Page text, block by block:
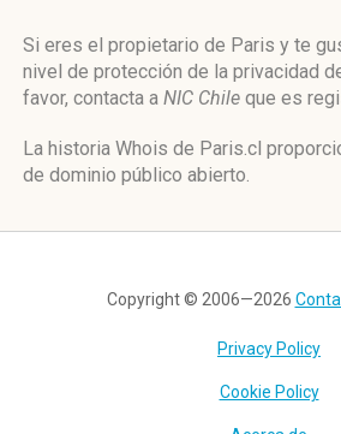
Si eres el propietario de Paris y te
nivel de protección de la privacidad
favor, contacta a NIC Chile que es
La historia Whois de Paris.cl
de dominio público abierto.
Copyright © 2006—2026
Privacy Policy
Cookie Policy